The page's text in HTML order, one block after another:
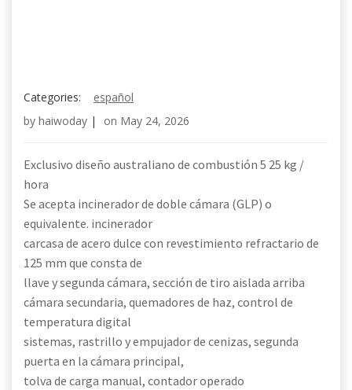
Categories:
español
by haiwoday | on May 24, 2026
Exclusivo diseño australiano de combustión 5 25 kg /
hora
Se acepta incinerador de doble cámara (GLP) o
equivalente. incinerador
carcasa de acero dulce con revestimiento refractario de
125 mm que consta de
llave y segunda cámara, sección de tiro aislada arriba
cámara secundaria, quemadores de haz, control de
temperatura digital
sistemas, rastrillo y empujador de cenizas, segunda
puerta en la cámara principal,
tolva de carga manual, contador operado